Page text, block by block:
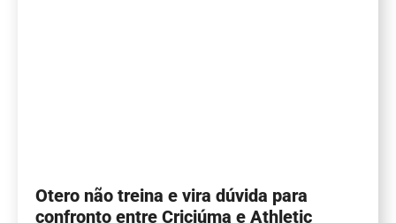
Otero não treina e vira dúvida para
confronto entre Criciúma e Athletic